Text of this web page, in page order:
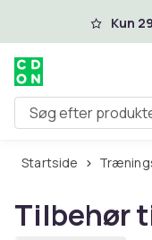
Spring til Kun
Søg efter produkter
Startside
Tilbehør